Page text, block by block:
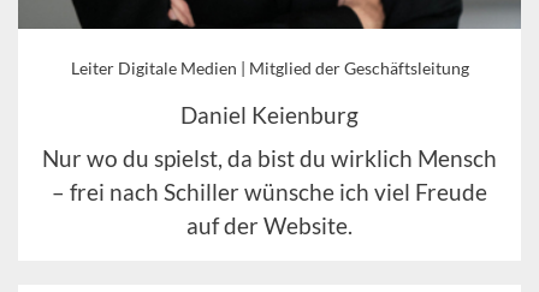
Leiter Digitale Medien | Mitglied der Geschäftsleitung
Daniel Keienburg
Nur wo du spielst, da bist du wirklich Mensch
– frei nach Schiller wünsche ich viel Freude
auf der Website.